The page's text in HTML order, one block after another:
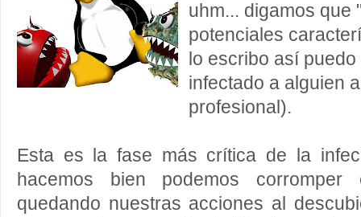
uhm... digamos que
potenciales
lo escribo así
infectado a alguien
profesional).
Esta es la fase más crítica de la
hacemos bien podemos
quedando nuestras acciones al